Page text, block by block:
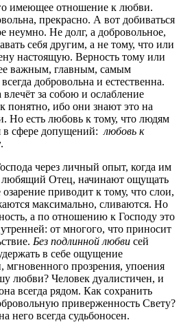
имеющее отношение к любви.
прекрасно. А вот добиваться
неумно. Не долг, а добровольное,
себя другим, а не тому, что или
настоящую. Верность тому или
важным, главным, самым
добровольна и естественна.
за собою и ослабление
понятно, ибо они знают это на
Но есть любовь к тому, что людям
в сфере допущений: любовь к
.
через личный опыт, когда им
любящий Отец, начинают ощущать
приводит к тому, что слои,
максимально, сливаются. Но
а по отношению к Господу это
от многого, что приносит
Без подлинной любви сей
в себе ощущение
мгновенного прозрения, упоения
любви? Человек дуалистичен, и
всегда рядом. Как сохранить
приверженность Свету?
него всегда судьбоносен.